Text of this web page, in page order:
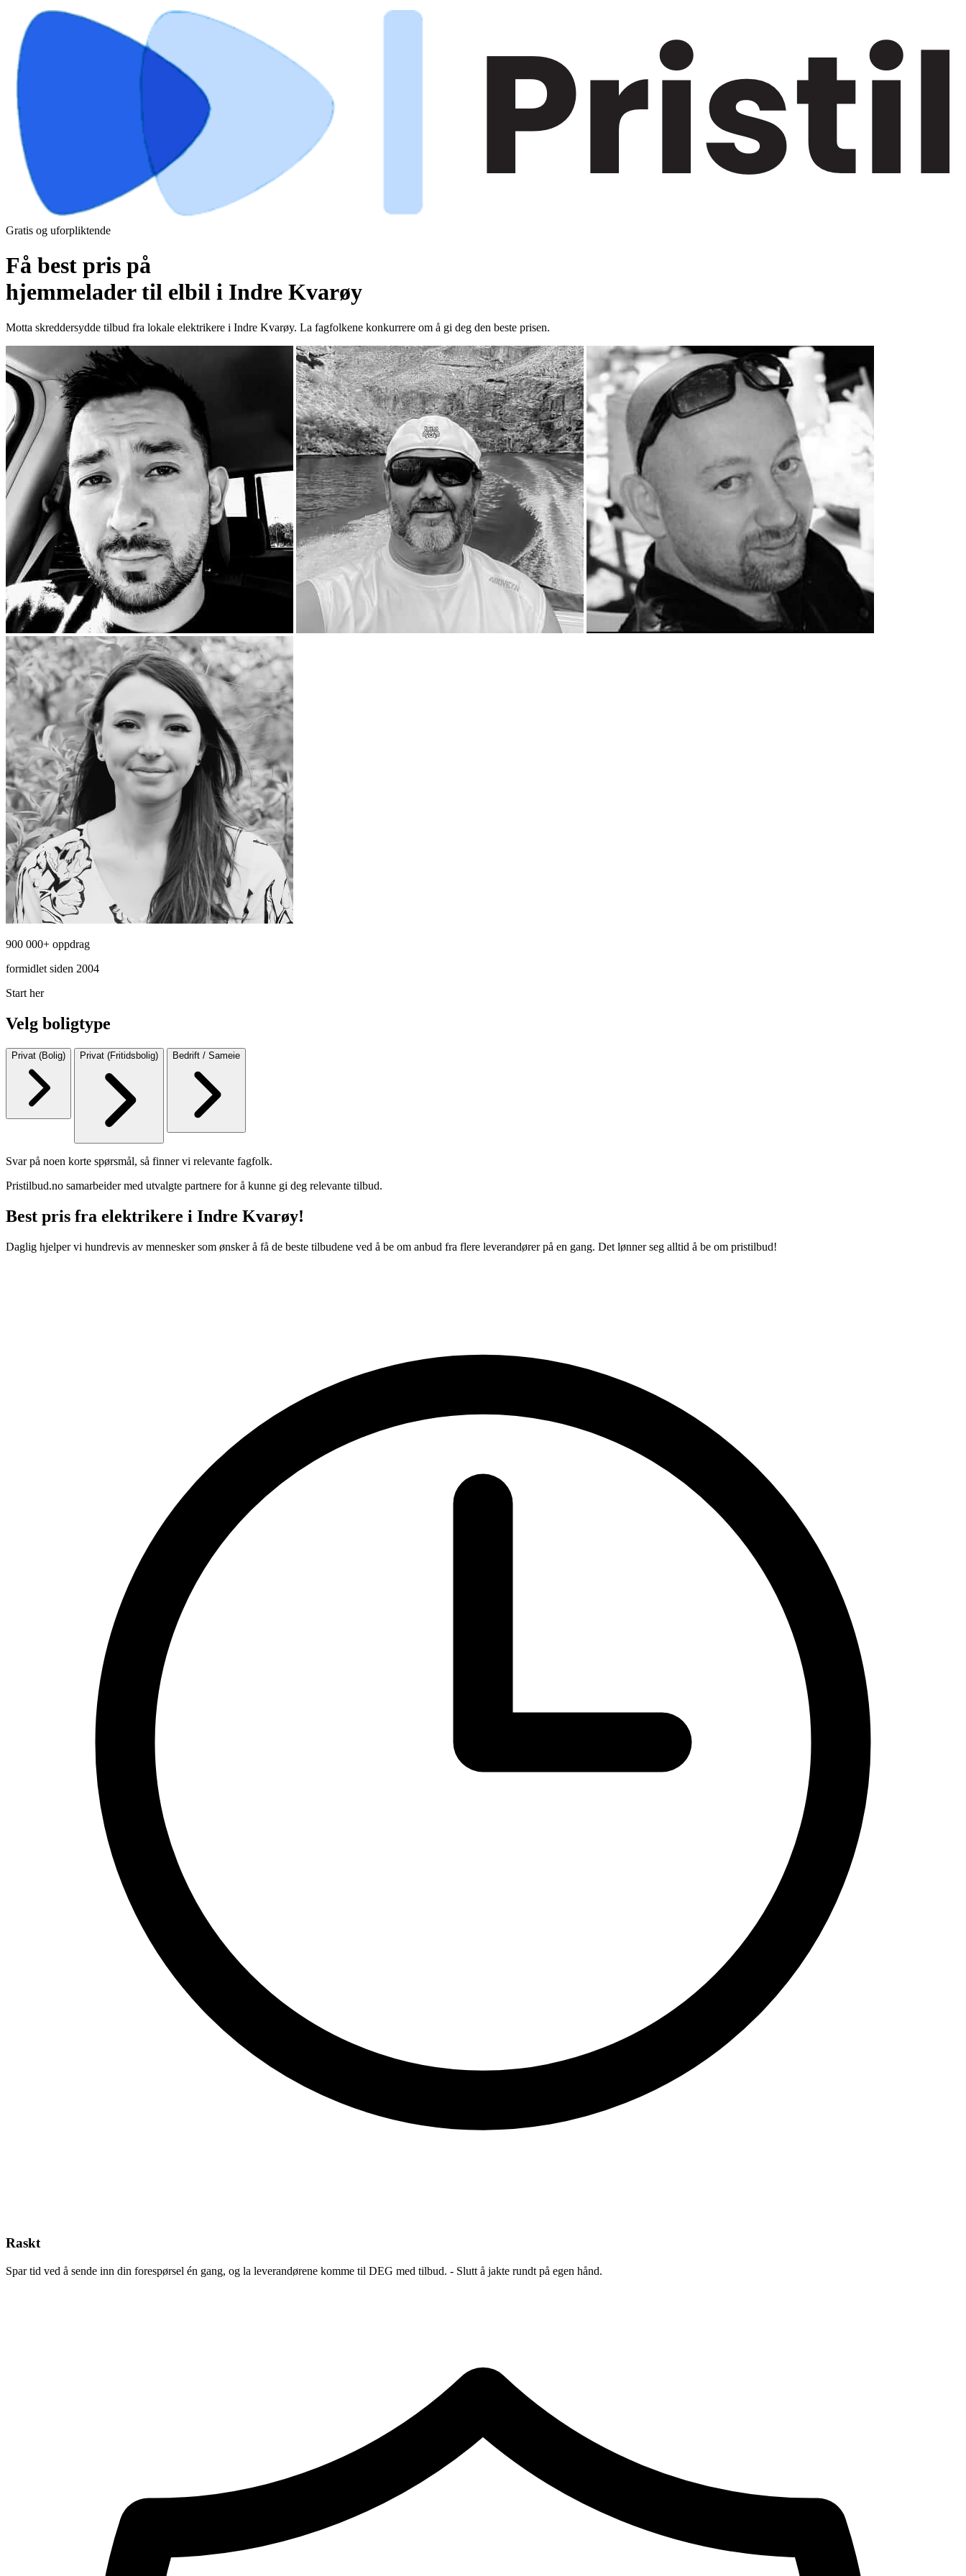
Gratis og uforpliktende
Få best pris på
hjemmelader til elbil i Indre Kvarøy
Motta skreddersydde tilbud fra lokale elektrikere i Indre Kvarøy. La fagfolkene konkurrere om å gi deg den beste prisen.
900 000+ oppdrag
formidlet siden 2004
Start her
Velg boligtype
Privat (Bolig) Privat (Fritidsbolig) Bedrift / Sameie
Svar på noen korte spørsmål, så finner vi relevante fagfolk.
Pristilbud.no samarbeider med utvalgte partnere for å kunne gi deg relevante tilbud.
Best pris fra elektrikere i Indre Kvarøy!
Daglig hjelper vi hundrevis av mennesker som ønsker å få de beste tilbudene ved å be om anbud fra flere leverandører på en gang. Det lønner seg alltid å be om pristilbud!
Raskt
Spar tid ved å sende inn din forespørsel én gang, og la leverandørene komme til DEG med tilbud. - Slutt å jakte rundt på egen hånd.